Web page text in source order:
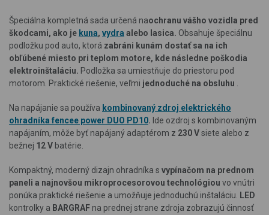
Špeciálna kompletná sada určená naochranu vášho vozidla pred
škodcami, ako je kuna, vydra alebo lasica. Obsahuje špeciálnu
podložku pod auto, ktorá zabráni kunám dostať sa na ich
obľúbené miesto pri teplom motore, kde následne poškodia
elektroinštaláciu. Podložka sa umiestňuje do priestoru pod
motorom. Praktické riešenie, veľmi jednoduché na obsluhu
Na napájanie sa používa kombinovaný zdroj elektrického
ohradníka fencee power DUO PD10. Ide ozdroj s kombinovaným
napájaním, môže byť napájaný adaptérom z 230 Vsiete alebo z
bežnej 12 V batérie.
Kompaktný, moderný dizajn ohradníka s vypínačom na prednom
paneli a najnovšou mikroprocesorovou technológiou vo vnútri
ponúka praktické riešenie a umožňuje jednoduchú inštaláciu.
LED
kontrolky a BARGRAF na prednej strane zdroja zobrazujú činnosť